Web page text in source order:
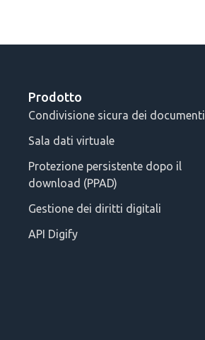
Prodotto
Condivisione sicura dei documenti
Sala dati virtuale
Protezione persistente dopo il
download (PPAD)
Gestione dei diritti digitali
API Digify